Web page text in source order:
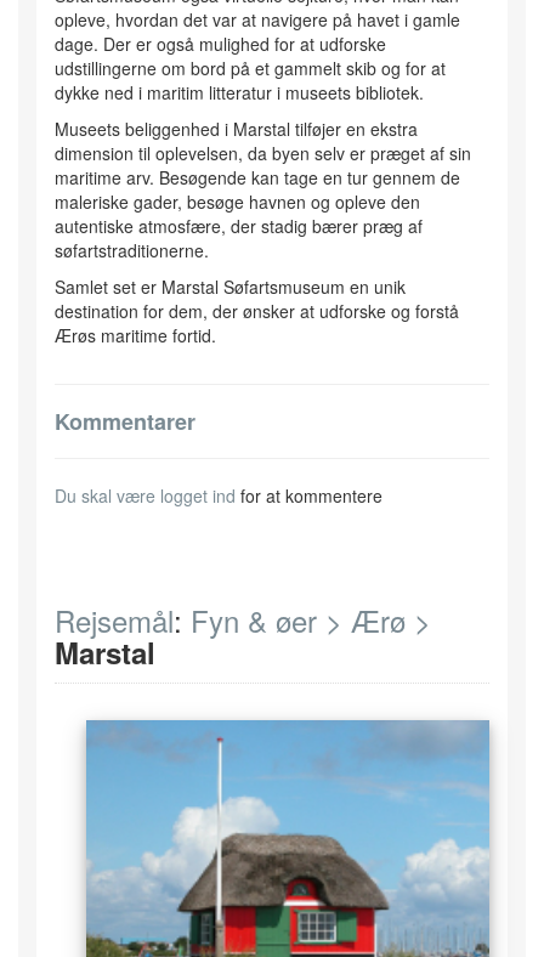
opleve, hvordan det var at navigere på havet i gamle
dage. Der er også mulighed for at udforske
udstillingerne om bord på et gammelt skib og for at
dykke ned i maritim litteratur i museets bibliotek.
Museets beliggenhed i Marstal tilføjer en ekstra
dimension til oplevelsen, da byen selv er præget af sin
maritime arv. Besøgende kan tage en tur gennem de
maleriske gader, besøge havnen og opleve den
autentiske atmosfære, der stadig bærer præg af
søfartstraditionerne.
Samlet set er Marstal Søfartsmuseum en unik
destination for dem, der ønsker at udforske og forstå
Ærøs maritime fortid.
Kommentarer
Du skal være logget ind for at kommentere
Rejsemål: Fyn & øer > Ærø >
Marstal